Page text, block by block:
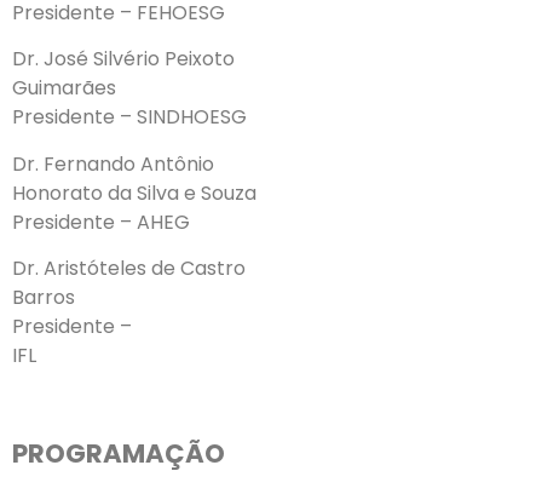
Presidente – FEHOESG
Dr. José Silvério Peixoto
Guimarães
Presidente – SINDHOESG
Dr. Fernando Antônio
Honorato da Silva e Souza
Presidente – AHEG
Dr. Aristóteles de Castro
Barros
Presidente –
IFL
PROGRAMAÇÃO